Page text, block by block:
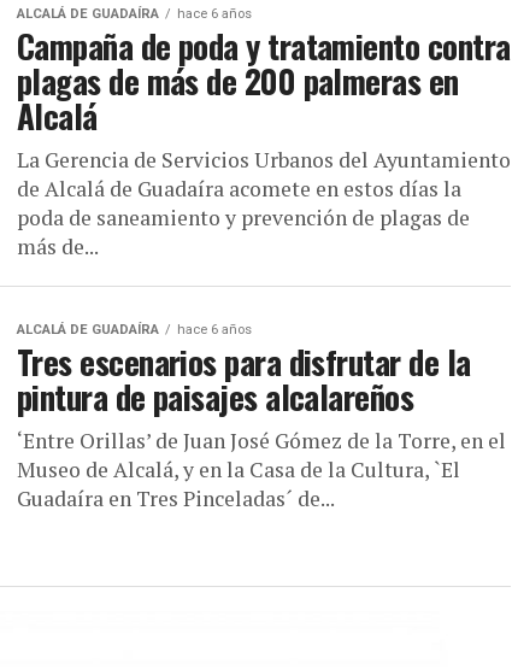
ALCALÁ DE GUADAÍRA hace 6 años
Campaña de poda y tratamiento contra
plagas de más de 200 palmeras en
Alcalá
La Gerencia de Servicios Urbanos del Ayuntamiento
de Alcalá de Guadaíra acomete en estos días la
poda de saneamiento y prevención de plagas de
más de...
ALCALÁ DE GUADAÍRA hace 6 años
Tres escenarios para disfrutar de la
pintura de paisajes alcalareños
‘Entre Orillas’ de Juan José Gómez de la Torre, en el
Museo de Alcalá, y en la Casa de la Cultura, `El
Guadaíra en Tres Pinceladas´ de...